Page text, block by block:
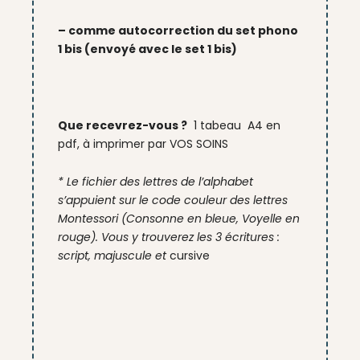
– comme autocorrection du set phono
1 bis (envoyé avec le set 1 bis)
Que recevrez-vous ? 1 tabeau A4 en
pdf, à imprimer par VOS SOINS
* Le fichier des lettres de l’alphabet
s’appuient sur le code couleur des lettres
Montessori (Consonne en bleue, Voyelle en
rouge). Vous y trouverez les 3 écritures :
script, majuscule etcursive